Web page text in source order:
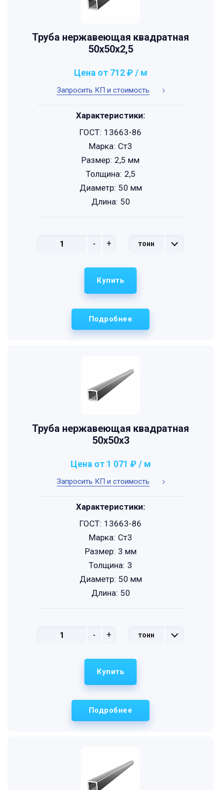
Труба нержавеющая квадратная
50х50х2,5
Запросить КП и стоимость
Цена от 712 ₽ / м
- + тонн
Характеристики:
ГОСТ: 13663-86
Марка: Ст3
Размер: 2,5 мм
Толщина: 2,5
Диаметр: 50 мм
Длина: 50
Подробнее
Купить
Труба нержавеющая квадратная
50х50х3
Запросить КП и стоимость
Цена от 1 071 ₽ / м
- + тонн
Характеристики:
ГОСТ: 13663-86
Марка: Ст3
Размер: 3 мм
Толщина: 3
Диаметр: 50 мм
Длина: 50
Подробнее
Купить